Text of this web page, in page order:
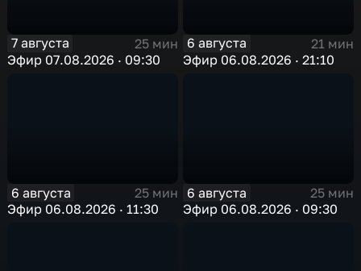
7 августа
25 мин
Эфир 07.08.2026 · 09:30
6 августа
21 мин
Эфир 06.08.2026 · 21:10
6 августа
25 мин
Эфир 06.08.2026 · 11:30
6 августа
25 мин
Эфир 06.08.2026 · 09:30